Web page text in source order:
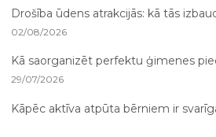
Drošība ūdens atrakcijās: kā tās
02/08/2026
Kā saorganizēt perfektu ģimenes
29/07/2026
Kāpēc aktīva atpūta bērniem ir